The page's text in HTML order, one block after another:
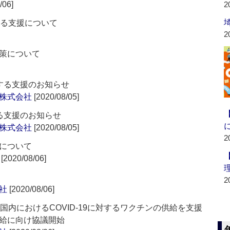
支援について
について
る支援のお知らせ
式会社 [2020/08/05]
支援のお知らせ
式会社 [2020/08/05]
ついて
08/06]
[2020/08/06]
内におけるCOVID-19に対するワクチンの供給を支援
に向け協議開始